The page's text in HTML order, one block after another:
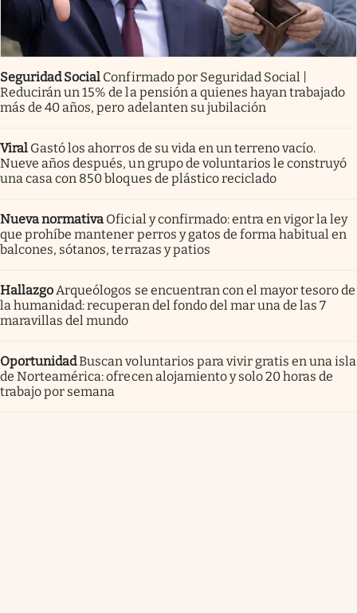
Seguridad Social Confirmado por Seguridad Social |
Reducirán un 15% de la pensión a quienes hayan trabajado
más de 40 años, pero adelanten su jubilación
Viral Gastó los ahorros de su vida en un terreno vacío.
Nueve años después, un grupo de voluntarios le construyó
una casa con 850 bloques de plástico reciclado
Nueva normativa Oficial y confirmado: entra en vigor la ley
que prohíbe mantener perros y gatos de forma habitual en
balcones, sótanos, terrazas y patios
HallazgoArqueólogos se encuentran con el mayor tesoro de
la humanidad: recuperan del fondo del mar una de las 7
maravillas del mundo
OportunidadBuscan voluntarios para vivir gratis en una isla
de Norteamérica: ofrecen alojamiento y solo 20 horas de
trabajo por semana